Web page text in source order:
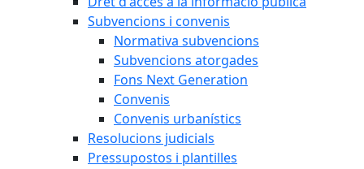
Subvencions i convenis
Normativa subvencions
Subvencions atorgades
Fons Next Generation
Convenis
Convenis urbanístics
Resolucions judicials
Pressupostos i plantilles